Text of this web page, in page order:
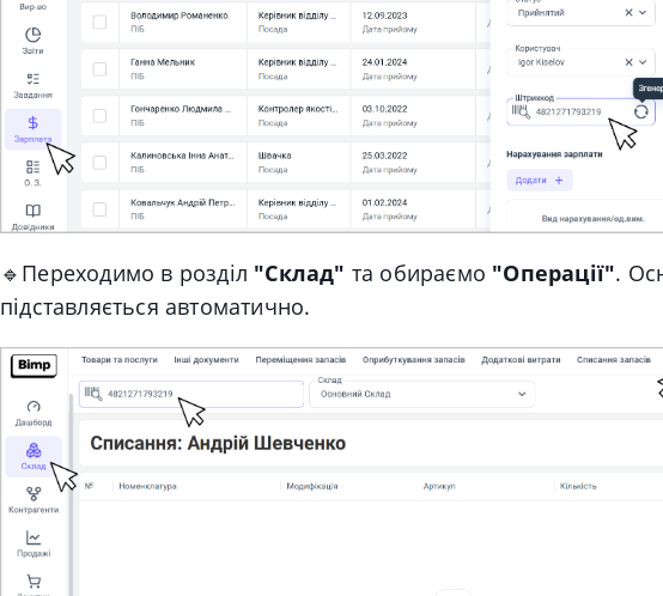
🔹 Переходимо в розділ "Склад" та обираємо "Операції".
підставляється автоматично.